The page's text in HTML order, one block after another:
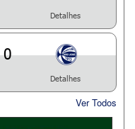
Detalhes
0
Detalhes
Ver Todos